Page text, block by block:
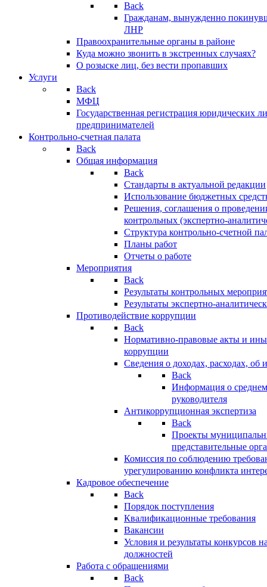
Back
Гражданам, вынужденно
ЛНР
Правоохранительные органы в районе
Куда можно звонить в экстренных случаях?
О розыске лиц, без вести пропавших
Услуги
Back
МФЦ
Государственная регистрация юридических
предпринимателей
Контрольно-счетная палата
Back
Общая информация
Back
Стандарты в актуальной редакции
Использование бюджетных
Решения, соглашения о
контрольных (экспертно-
Структура контрольно-счетной
Планы работ
Отчеты о работе
Мероприятия
Back
Результаты контрольных
Результаты экспертно-
Противодействие коррупции
Back
Нормативно-правовые акты и
коррупции
Сведения о доходах, расходах, об
Back
Информация о
руководителя
Антикоррупционная экспертиза
Back
Проекты
представительные
Комиссия по соблюдению
урегулированию конфликта
Кадровое обеспечение
Back
Порядок поступления
Квалификационные требования
Вакансии
Условия и результаты конкурсов
должностей
Работа с обращениями
Back